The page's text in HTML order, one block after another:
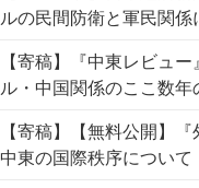
ルの民間防衛と軍民関係
【寄稿】『中東レビュ
ル・中国関係のここ数年
【寄稿】【無料公開】
中東の国際秩序について